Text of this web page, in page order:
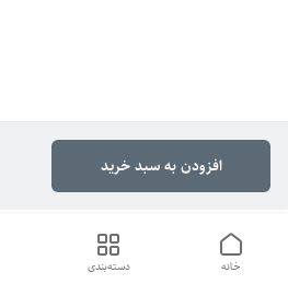
افزودن به سبد خرید
دسته‌بندی خانه